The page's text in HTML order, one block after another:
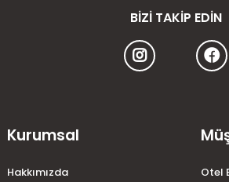
BIZI TAKIP EDIN
Kurumsal
Hakkımızda
Otel